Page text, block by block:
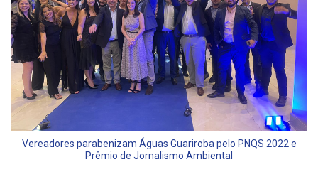
Vereadores parabenizam Águas Guariroba pelo PNQS 2022 e
Prêmio de Jornalismo Ambiental